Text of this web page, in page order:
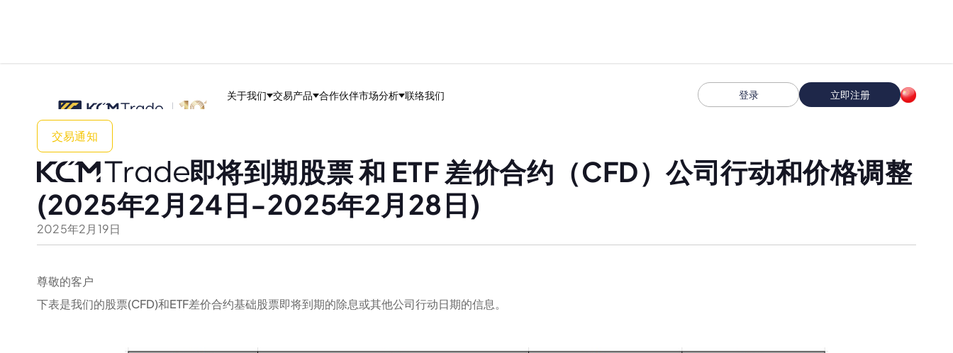
关于我们 交易产品 合作伙伴市场分析 联络我们 登录 立即注册
交易通知
即将到期股票 和 ETF 差价合约（CFD）公司行动和价格调整
(2025年2月24日-2025年2月28日)
2025年2月19日
尊敬的客户
下表是我们的股票(CFD)和ETF差价合约基础股票即将到期的除息或其他公司行动日期的信息。